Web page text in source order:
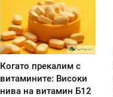
Когато прекалим с
витамините: Високи
нива на витамин Б12